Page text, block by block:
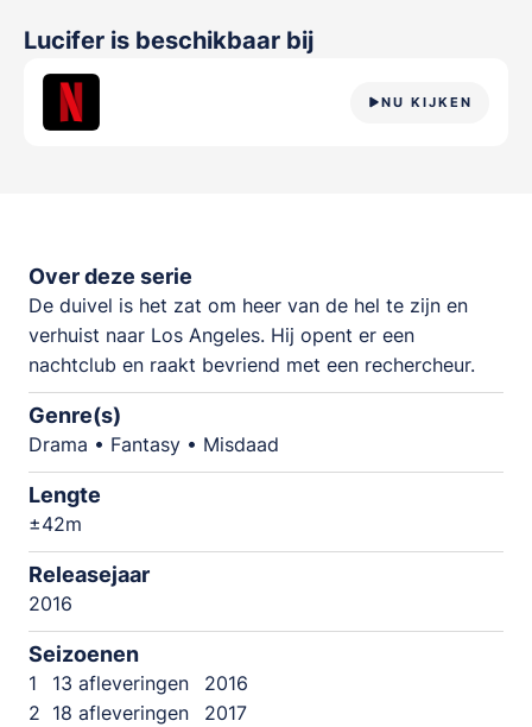
Lucifer is beschikbaar bij
NU KIJKEN
Over deze serie
De duivel is het zat om heer van de hel te zijn en
verhuist naar Los Angeles. Hij opent er een
nachtclub en raakt bevriend met een rechercheur.
Genre(s)
Drama • Fantasy • Misdaad
Lengte
±42m
Releasejaar
2016
Seizoenen
1 13 afleveringen
2016
2 18 afleveringen
2017